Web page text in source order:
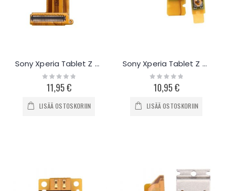
Sony Xperia Tablet Z kosketusnäytön flex-kaapeli
Rating:
0%
11,95 €
LISÄÄ OSTOSKORIIN
Sony Xperia Tablet Z kuulokeportti
Rating:
0%
10,95 €
LISÄÄ OSTOSKORIIN